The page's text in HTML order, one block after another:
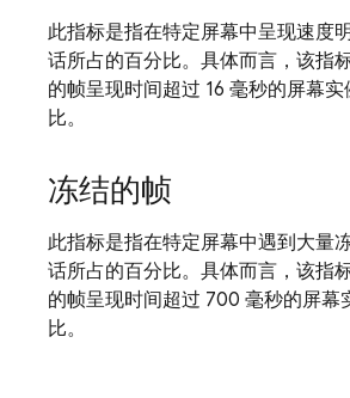
此指标是指在特定屏幕中呈现速度
话所占的百分比。具体而言，该指
的帧呈现时间超过 16 毫秒的屏幕
比。
冻结的帧
此指标是指在特定屏幕中遇到大量
话所占的百分比。具体而言，该指
的帧呈现时间超过 700 毫秒的屏幕
比。